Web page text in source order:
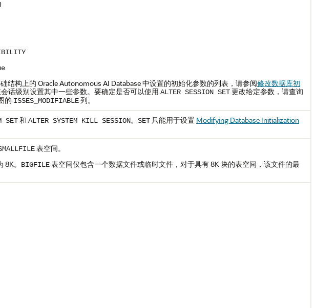
结构上的 Oracle Autonomous AI Database 中设置的初始化参数的列表，请参阅修改数据库初
话级别设置其中一些参数。要确定是否可以使用 ALTER SESSION SET更改给定参数，请查询
的 ISSES_MODIFIABLE列。
SET和 ALTER SYSTEM KILL SESSION。 SET 只能用于设置 Modifying Database Initialization
表空间。
。
BIGFILE表空间仅包含一个数据文件或临时文件，对于具有 8K 块的表空间，该文件的最